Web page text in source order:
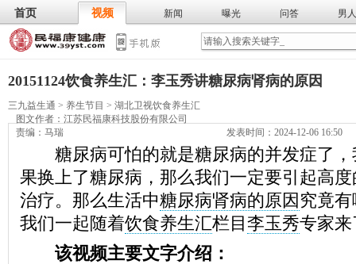
首页 视频 新闻 曝光 问答 男人
武术 气功 膳食 食谱 营养
20151124饮食养生汇：李玉秀讲糖尿病肾病的原因
三九益生通 > 养生节目 > 湖北卫视饮食养生汇
图文作者： 江苏民福康科技股份有限公司
责编：马瑞
发表时间：2024-12-06 16:50
糖尿病可怕的就是糖尿病的并发症了，
果换上了糖尿病，那么我们一定要引起高
治疗。那么生活中糖尿病肾病的原因 究竟
我们一起随着饮食养生汇栏目李玉秀专家
该视频主要文字介绍：